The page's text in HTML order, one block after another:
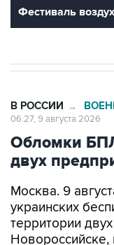
Обломки
двух
Москва. 9
территории
Новороссийске,
глава города